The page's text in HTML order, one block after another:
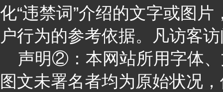
化“违禁词”介绍的文字或图
户行为的参考依据。凡访客
声明②：本网站所用字体、
图文未署名者均为原始状况